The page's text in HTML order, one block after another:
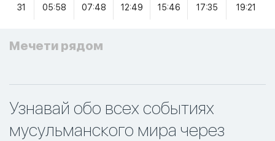
31 05:58 07:48 12:49 15:46 17:35 19:21
Мечети рядом
Узнавай обо всех событиях
мусульманского мира через